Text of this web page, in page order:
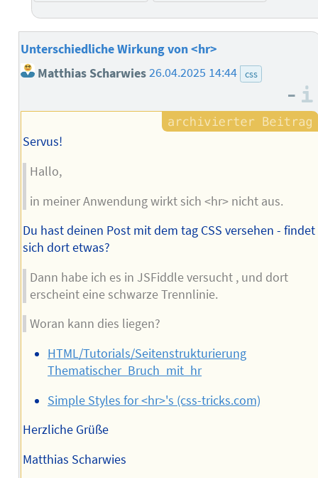
Unterschiedliche Wirkung von <hr>
Matthias Scharwies26.04.2025 14:44 css
–
Servus!
Hallo,
in meiner Anwendung wirkt sich <hr> nicht aus.
Du hast deinen Post mit dem tag CSS versehen - findet
sich dort etwas?
Dann habe ich es in JSFiddle versucht , und dort
erscheint eine schwarze Trennlinie.
Woran kann dies liegen?
HTML/Tutorials/Seitenstrukturierung
Thematischer_Bruch_mit_hr
Simple Styles for <hr>'s (css-tricks.com)
Herzliche Grüße
Matthias Scharwies